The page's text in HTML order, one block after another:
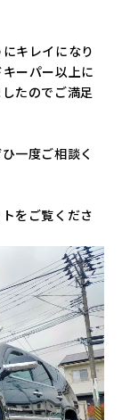
キレイになり
ーパー以上に
たのでご満足
一度ご相談く
をご覧くださ